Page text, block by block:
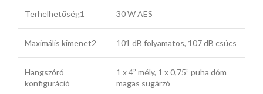
Terhelhetőség1 30 W AES
Maximális kimenet2 101 dB folyamatos, 107 dB csúcs
Hangszóró
konfiguráció
1 x 4” mély, 1 x 0,75” puha dóm
magas sugárzó